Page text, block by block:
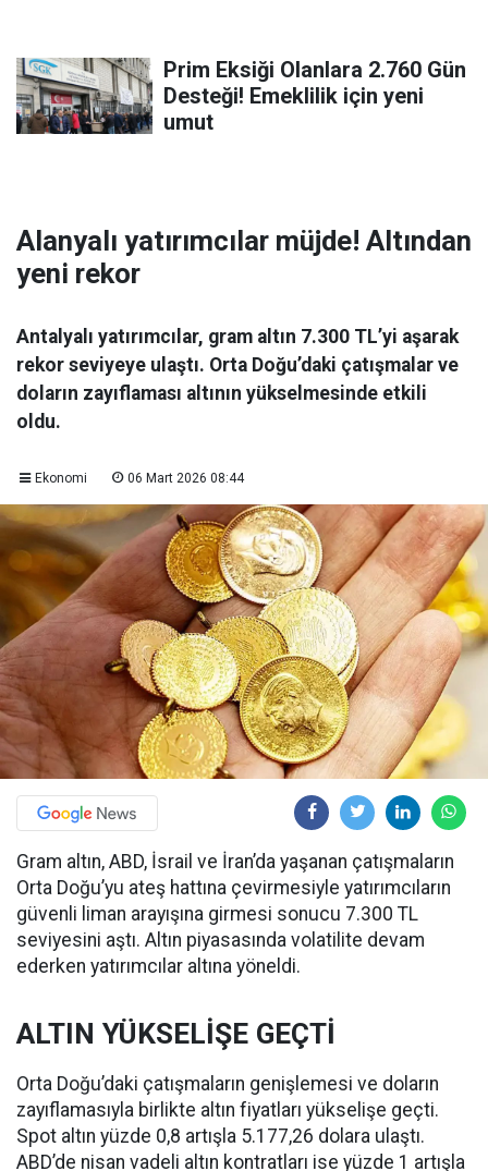
Prim Eksiği Olanlara 2.760 Gün
Desteği! Emeklilik için yeni
umut
Alanyalı yatırımcılar müjde! Altından
yeni rekor
Antalyalı yatırımcılar, gram altın 7.300 TL’yi aşarak
rekor seviyeye ulaştı. Orta Doğu’daki çatışmalar ve
doların zayıflaması altının yükselmesinde etkili
oldu.
Ekonomi 06 Mart 2026 08:44
Gram altın, ABD, İsrail ve İran’da yaşanan çatışmaların
Orta Doğu’yu ateş hattına çevirmesiyle yatırımcıların
güvenli liman arayışına girmesi sonucu 7.300 TL
seviyesini aştı. Altın piyasasında volatilite devam
ederken yatırımcılar altına yöneldi.
ALTIN YÜKSELİŞE GEÇTİ
Orta Doğu’daki çatışmaların genişlemesi ve doların
zayıflamasıyla birlikte altın fiyatları yükselişe geçti.
Spot altın yüzde 0,8 artışla 5.177,26 dolara ulaştı.
ABD’de nisan vadeli altın kontratları ise yüzde 1 artışla